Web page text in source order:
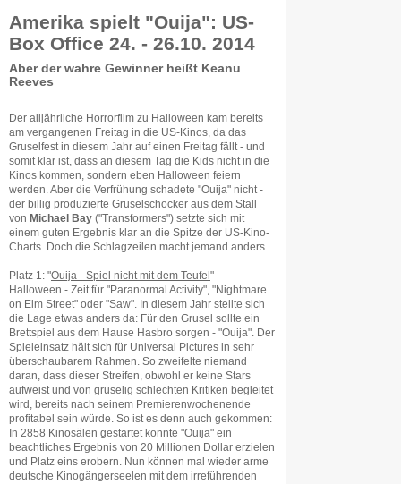
Amerika spielt "Ouija": US-
Box Office 24. - 26.10. 2014
Aber der wahre Gewinner heißt Keanu
Reeves
Der alljährliche Horrorfilm zu Halloween kam bereits
am vergangenen Freitag in die US-Kinos, da das
Gruselfest in diesem Jahr auf einen Freitag fällt - und
somit klar ist, dass an diesem Tag die Kids nicht in die
Kinos kommen, sondern eben Halloween feiern
werden. Aber die Verfrühung schadete "Ouija" nicht -
der billig produzierte Gruselschocker aus dem Stall
von Michael Bay ("Transformers") setzte sich mit
einem guten Ergebnis klar an die Spitze der US-Kino-
Charts. Doch die Schlagzeilen macht jemand anders.
Platz 1: "Ouija - Spiel nicht mit dem Teufel "
Halloween - Zeit für "Paranormal Activity", "Nightmare
on Elm Street" oder "Saw". In diesem Jahr stellte sich
die Lage etwas anders da: Für den Grusel sollte ein
Brettspiel aus dem Hause Hasbro sorgen - "Ouija". Der
Spieleinsatz hält sich für Universal Pictures in sehr
überschaubarem Rahmen. So zweifelte niemand
daran, dass dieser Streifen, obwohl er keine Stars
aufweist und von gruselig schlechten Kritiken begleitet
wird, bereits nach seinem Premierenwochenende
profitabel sein würde. So ist es denn auch gekommen:
In 2858 Kinosälen gestartet konnte "Ouija" ein
beachtliches Ergebnis von 20 Millionen Dollar erzielen
und Platz eins erobern. Nun können mal wieder arme
deutsche Kinogängerseelen mit dem irreführenden